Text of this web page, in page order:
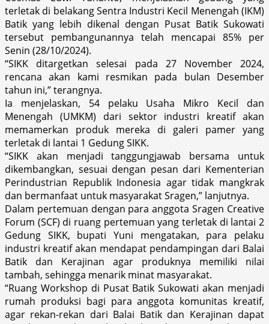
terletak di belakang Sentra Industri Kecil Menengah (IKM)
Batik yang lebih dikenal dengan Pusat Batik Sukowati
tersebut pembangunannya telah mencapai 85% per
Senin (28/10/2024).
“SIKK ditargetkan selesai pada 27 November 2024,
rencana akan kami resmikan pada bulan Desember
tahun ini,” terangnya.
Ia menjelaskan, 54 pelaku Usaha Mikro Kecil dan
Menengah (UMKM) dari sektor industri kreatif akan
memamerkan produk mereka di galeri pamer yang
terletak di lantai 1 Gedung SIKK.
“SIKK akan menjadi tanggungjawab bersama untuk
dikembangkan, sesuai dengan pesan dari Kementerian
Perindustrian Republik Indonesia agar tidak mangkrak
dan bermanfaat untuk masyarakat Sragen,” lanjutnya.
Dalam pertemuan dengan para anggota Sragen Creative
Forum (SCF) di ruang pertemuan yang terletak di lantai 2
Gedung SIKK, bupati Yuni mengatakan, para pelaku
industri kreatif akan mendapat pendampingan dari Balai
Batik dan Kerajinan agar produknya memiliki nilai
tambah, sehingga menarik minat masyarakat.
“Ruang Workshop di Pusat Batik Sukowati akan menjadi
rumah produksi bagi para anggota komunitas kreatif,
agar rekan-rekan dari Balai Batik dan Kerajinan dapat